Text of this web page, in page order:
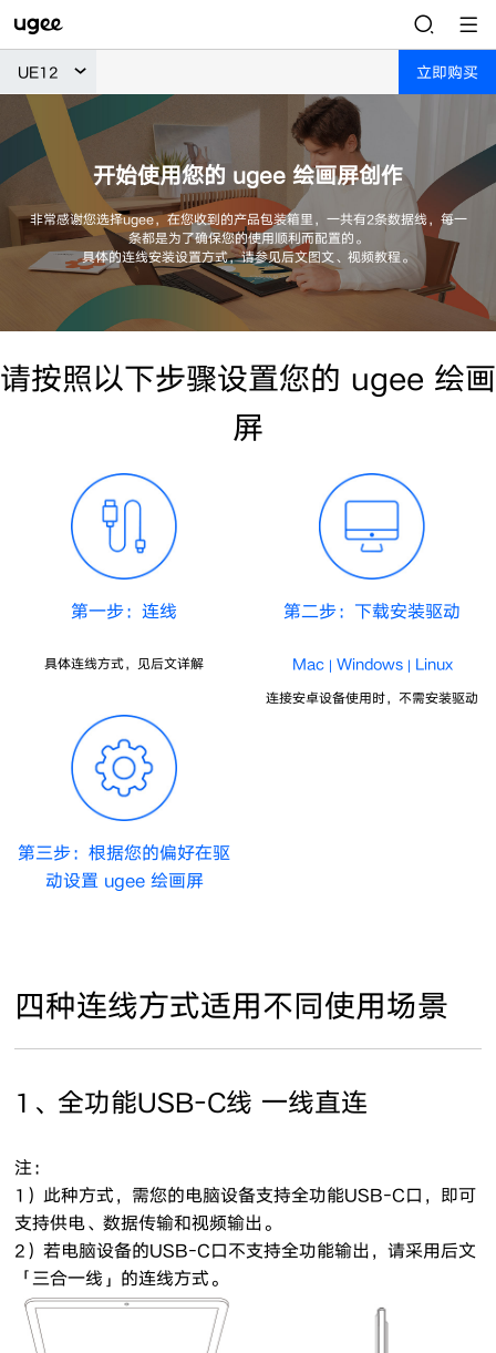
UE12 立即购买
开始使用您的 ugee 绘画屏创作
非常感谢您选择ugee，在您收到的产品包装箱里，一共有2条数据线，每一
条都是为了确保您的使用顺利而配置的。
具体的连线安装设置方式，请参见后文图文、视频教程。
请按照以下步骤设置您的 ugee 绘画
屏
第一步：连线
具体连线方式，见后文详解
第二步：下载安装驱动
Mac| Windows| Linux
连接安卓设备使用时，不需安装驱动
第三步：根据您的偏好在驱
动设置 ugee 绘画屏
四种连线方式适用不同使用场景
1、全功能USB-C线 一线直连
注：
1）此种方式，需您的电脑设备支持全功能USB-C口，即可
支持供电、数据传输和视频输出。
2）若电脑设备的USB-C口不支持全功能输出，请采用后文
「三合一线」的连线方式。